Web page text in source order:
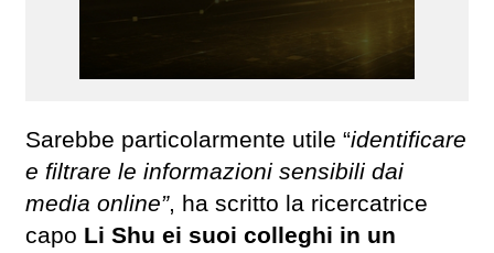
Sarebbe particolarmente utile “identificare
e filtrare le informazioni sensibili dai
media online”, ha scritto la ricercatrice
capo Li Shu ei suoi colleghi in un